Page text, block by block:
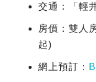
交通：「輕
房價：雙人
起)
網上預訂：